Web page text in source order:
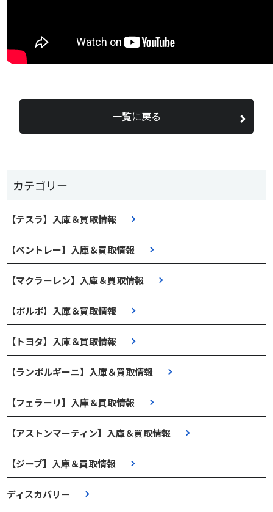
カテゴリー
【テスラ】入庫＆買取情報
【ベントレー】入庫＆買取情報
【マクラーレン】入庫＆買取情報
【ボルボ】入庫＆買取情報
【トヨタ】入庫＆買取情報
【ランボルギーニ】入庫＆買取情報
【フェラーリ】入庫＆買取情報
【アストンマーティン】入庫＆買取情報
【ジープ】入庫＆買取情報
ディスカバリー
一覧に戻る